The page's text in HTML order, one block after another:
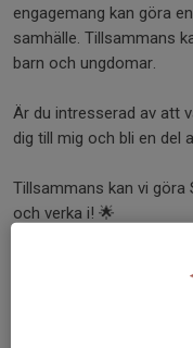
engagemang kan göra
samhälle. Tillsammans
barn och ungdomar.
Är du intresserad av att
dig till mig och bli en del
Tillsammans kan vi
och verka i! 🌟